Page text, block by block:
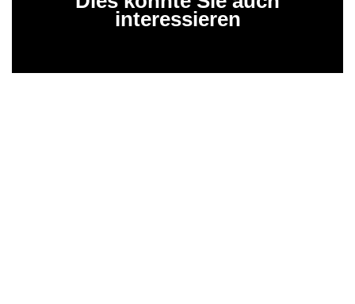
interessieren